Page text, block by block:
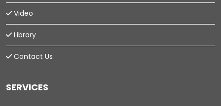
Video
Library
Contact Us
SERVICES